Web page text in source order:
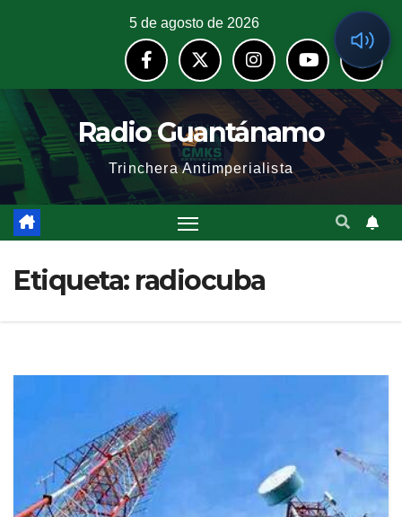
5 de agosto de 2026
Radio Guantánamo
Trinchera Antimperialista
Etiqueta: radiocuba